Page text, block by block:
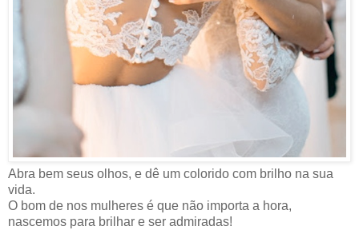
Abra bem seus olhos, e dê um colorido com brilho na sua
vida.
O bom de nos mulheres é que não importa a hora,
nascemos para brilhar e ser admiradas!